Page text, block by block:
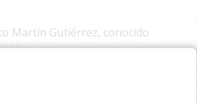
Martín Gutiérrez, conocido
Este tras permanecer varias
del penal aseguraron no